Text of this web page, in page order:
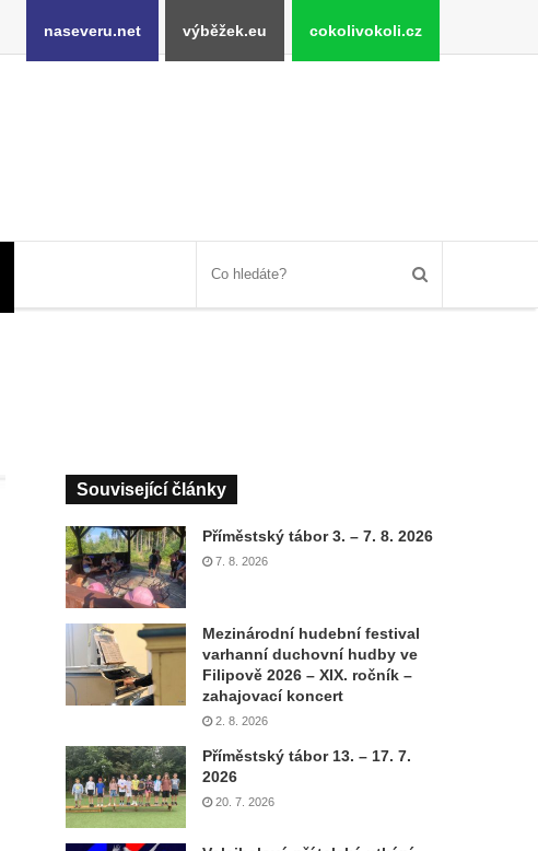
naseveru.net výběžek.eu cokolivokoli.cz
Související články
Příměstský tábor 3. – 7. 8. 2026
7. 8. 2026
Mezinárodní hudební festival
varhanní duchovní hudby ve
Filipově 2026 – XIX. ročník –
zahajovací koncert
2. 8. 2026
Příměstský tábor 13. – 17. 7.
2026
20. 7. 2026